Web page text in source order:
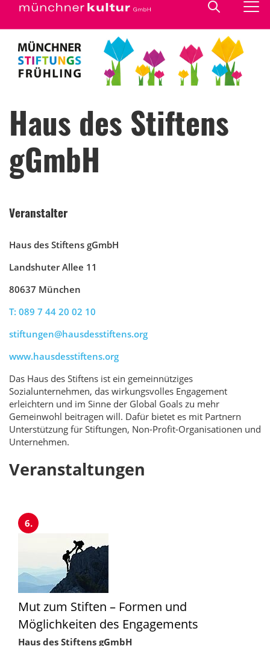
Haus des Stiftens
gGmbH
Veranstalter
Haus des Stiftens gGmbH
Landshuter Allee 11
80637 München
T: 089 7 44 20 02 10
stiftungen@hausdesstiftens.org
www.hausdesstiftens.org
Das Haus des Stiftens ist ein gemeinnütziges
Sozialunternehmen, das wirkungsvolles Engagement
erleichtern und im Sinne der Global Goals zu mehr
Gemeinwohl beitragen will. Dafür bietet es mit Partnern
Unterstützung für Stiftungen, Non-Profit-Organisationen und
Unternehmen.
Veranstaltungen
6.
Mut zum Stiften – Formen und
Möglichkeiten des Engagements
Haus des Stiftens gGmbH